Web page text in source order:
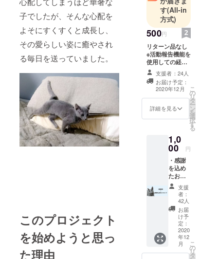
子でしたが、そんな心配を
よそにすくすくと成長し、
その愛らしい姿に癒やされ
る毎日を送っていました。
このプロジェクト
を始めようと思っ
た理由
す(All-in
方式)
500円
リターン品なし
※活動報告機能を
使用しての経過
の報告のみにな
ります支援者：24人
お届け予定：
2020年12月
詳細を見る
こ
の
リ
タ
ー
ン
を
選
択
す
る
1,0
00 円
・感謝
を込め
たお礼
のメッ
セージ
・活動
報告
支援
者：
42人
お届
け予
定：
2020
年12
月
こ
の
リ
タ